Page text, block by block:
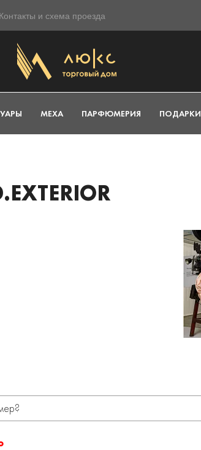
Контакты и схема проезда
МЕХА ПАРФЮМЕРИЯ ПОДАРКИ